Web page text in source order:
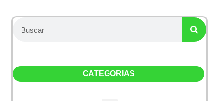
CATEGORIAS